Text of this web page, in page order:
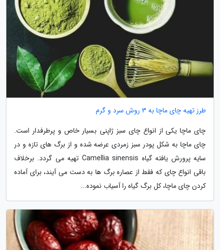
طرز تهیه چای ماچا به 3 روش سرد و گرم
چای ماچا یکی از انواع چای سبز ژاپنی بسیار خاص و پرطرفدار است.
چای ماچا به شکل پودر سبز زمردی عرضه شده و از برگ های تازه و در
سایه پرورش یافته گیاه Camellia sinensis تهیه می گردد. برخلاف
باقی انواع چای که فقط از عصاره برگ ها به دست می آیند، برای آماده
کردن چای ماچا، کل برگ گیاه را آسیاب نموده...